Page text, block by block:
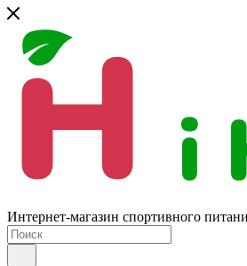
Интернет-магазин спортивного